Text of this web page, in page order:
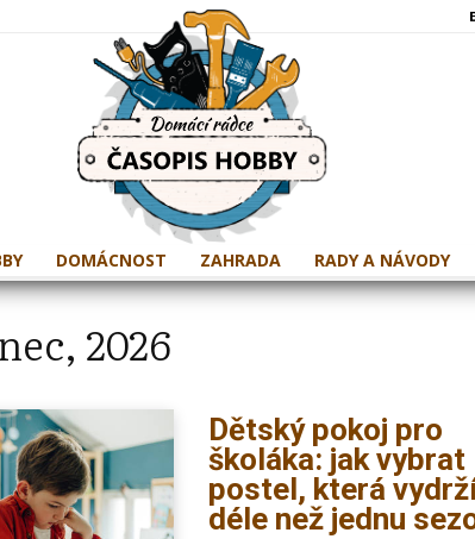
DOMÁCNOST ZAHRADA RADY A NÁVODY
2026
Dětský pokoj pro
školáka: jak vybrat
postel, která
déle než jednu